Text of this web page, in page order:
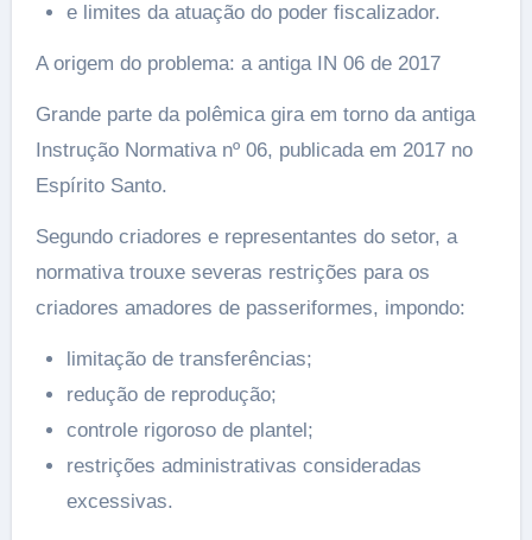
e limites da atuação do poder fiscalizador.
A origem do problema: a antiga IN 06 de 2017
Grande parte da polêmica gira em torno da antiga
Instrução Normativa nº 06, publicada em 2017 no
Espírito Santo.
Segundo criadores e representantes do setor, a
normativa trouxe severas restrições para os
criadores amadores de passeriformes, impondo:
limitação de transferências;
redução de reprodução;
controle rigoroso de plantel;
restrições administrativas consideradas
excessivas.